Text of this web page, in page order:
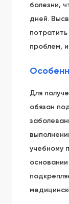
болезни,
дней.
проблем,
Для
обязан
учебному